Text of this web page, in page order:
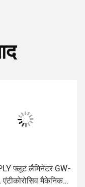
फ्लूट लैमिनेटर GW-
मैकेनिकल